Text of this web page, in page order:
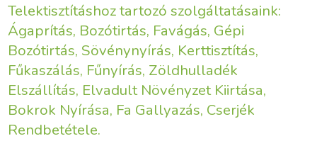
Telektisztításhoz tartozó szolgáltatásaink:
Ágaprítás, Bozótirtás, Favágás, Gépi
Bozótirtás, Sövénynyírás, Kerttisztítás,
Fűkaszálás, Fűnyírás, Zöldhulladék
Elszállítás, Elvadult Növényzet Kiirtása,
Bokrok Nyírása, Fa Gallyazás, Cserjék
Rendbetétele.